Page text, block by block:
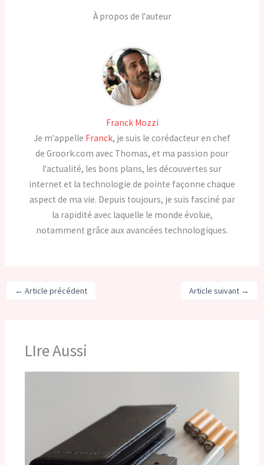
À propos de l'auteur
Franck Mozzi
Je m'appelle Franck, je suis le corédacteur en chef
de Groork.com avec Thomas, et ma passion pour
l'actualité, les bons plans, les découvertes sur
internet et la technologie de pointe façonne chaque
aspect de ma vie. Depuis toujours, je suis fasciné par
la rapidité avec laquelle le monde évolue,
notamment grâce aux avancées technologiques.
← Article précédent Article suivant →
LIre Aussi